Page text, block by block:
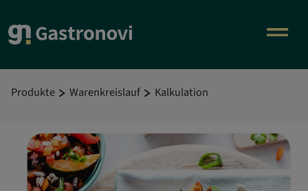
Produkte Warenkreislauf Kalkulation